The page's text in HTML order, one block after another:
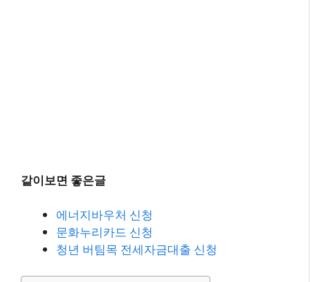
같이보면 좋은글
에너지바우처 신청
문화누리카드 신청
청년 버팀목 전세자금대출 신청